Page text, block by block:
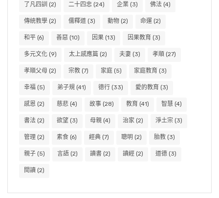
了凡四訓 (2) 二十四忠 (24) 企業 (3) 佛法 (4)
傳統教學 (2) 儒釋道 (3) 動物 (2) 命運 (2)
和平 (6) 善惡 (10) 因果 (13) 因果教育 (3)
多元文化 (9) 太上感應篇 (2) 夫妻 (3) 孝順 (27)
孝順父母 (2) 宗教 (7) 家庭 (5) 家庭教育 (3)
幸福 (5) 弟子規 (41) 德行 (33) 愛的教育 (3)
感恩 (2) 慈悲 (4) 故事 (28) 教育 (41) 智慧 (4)
書法 (2) 欲望 (3) 母親 (4) 治家 (2) 淨土宗 (3)
管理 (2) 素食 (6) 經典 (7) 聰明 (2) 胎教 (3)
親子 (5) 言語 (2) 讀書 (2) 讀經 (2) 道德 (3)
閱讀 (2)